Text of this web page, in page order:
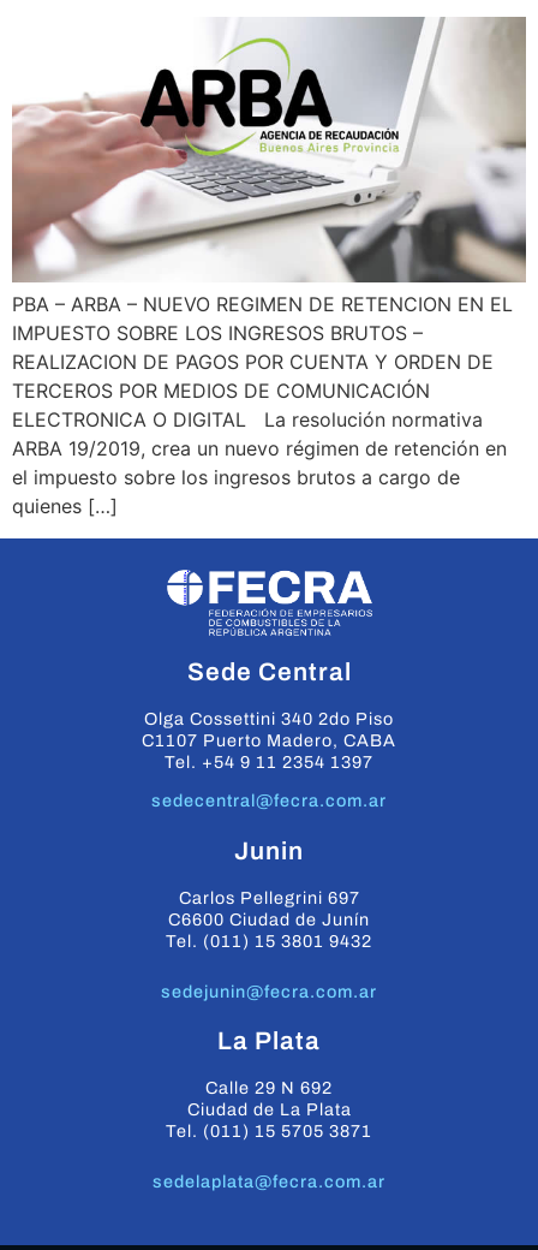
PBA – ARBA – NUEVO REGIMEN DE RETENCION EN EL
IMPUESTO SOBRE LOS INGRESOS BRUTOS –
REALIZACION DE PAGOS POR CUENTA Y ORDEN DE
TERCEROS POR MEDIOS DE COMUNICACIÓN
ELECTRONICA O DIGITAL La resolución normativa
ARBA 19/2019, crea un nuevo régimen de retención en
el impuesto sobre los ingresos brutos a cargo de
quienes […]
Sede Central
Olga Cossettini 340 2do Piso
C1107 Puerto Madero, CABA
Tel. +54 9 11 2354 1397
sedecentral@fecra.com.ar
Junin
Carlos Pellegrini 697
C6600 Ciudad de Junín
Tel. (011) 15 3801 9432
sedejunin@fecra.com.ar
La Plata
Calle 29 N 692
Ciudad de La Plata
Tel. (011) 15 5705 3871
sedelaplata@fecra.com.ar